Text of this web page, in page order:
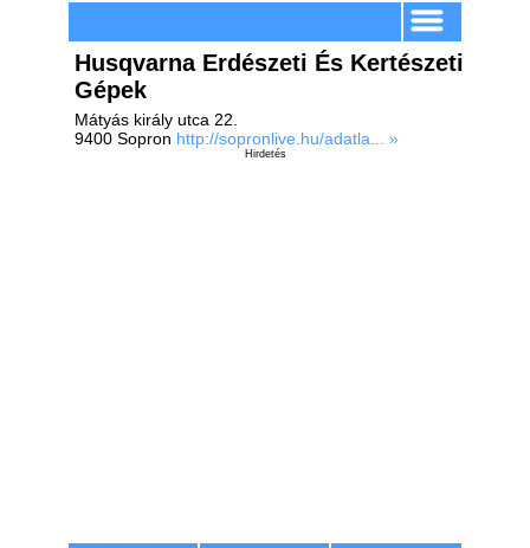
Husqvarna Erdészeti És Kertészeti
Gépek
Mátyás király utca 22.
9400 Sopron http://sopronlive.hu/adatla... »
Hirdetés